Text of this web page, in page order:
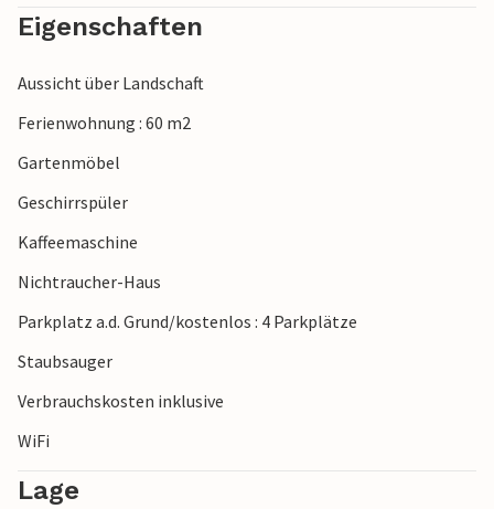
ein Besuch der Schaukäserei oder des Goldschaubergwerks,
eine Vorführung auf der Adlerbühne Mayrhofen und vieles
Tal nicht versäumen. Brötchenservice möglich.
Eigenschaften
Aussicht über Landschaft
Ferienwohnung : 60 m2
Gartenmöbel
Geschirrspüler
Kaffeemaschine
Nichtraucher-Haus
Parkplatz a.d. Grund/kostenlos : 4 Parkplätze
Staubsauger
Verbrauchskosten inklusive
WiFi
Lage